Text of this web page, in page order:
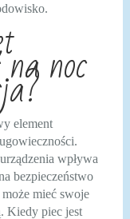
noc
element
wpływa
bezpieczeństwo
mieć swoje
Kiedy piec jest